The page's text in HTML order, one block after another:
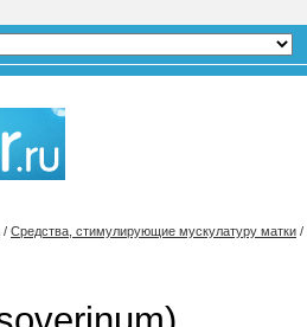
/ Средства, стимулирующие мускулатуру матки /